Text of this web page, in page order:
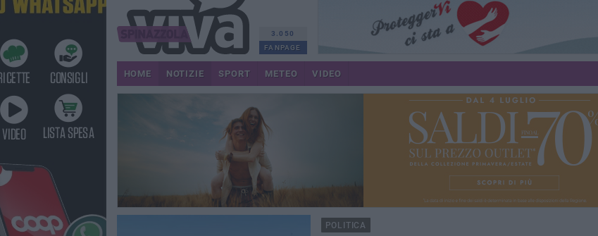
3.050
FANPAGE
HOME NOTIZIE SPORT METEO VIDEO
POLITICA